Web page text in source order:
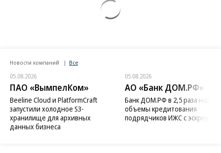
Новости компаний Все
05.08.2026
ПАО «ВымпелКом»
Beeline Cloud и PlatformCraft
запустили холодное S3-
хранилище для архивных
данных бизнеса
05.08.2026
АО «Банк ДОМ.РФ»
Банк ДОМ.РФ в 2,5 раза
объемы кредитования
подрядчиков ИЖС с эскроу